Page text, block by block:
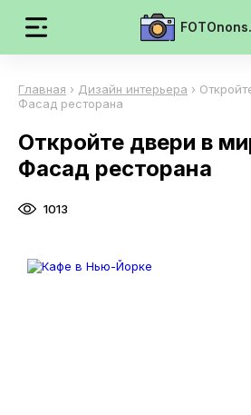
Главная › Дизайн интерьера ›
Фасад ресторана
Откройте двери в
Фасад ресторана
1013